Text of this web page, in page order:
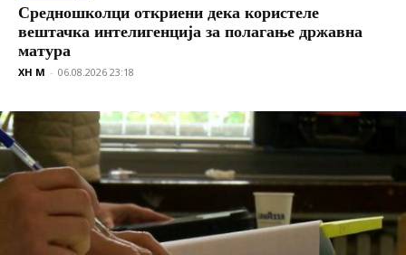
Средношколци откриени дека користеле
вештачка интелигенција за полагање државна
матура
XH M - 06.08.2026 23:18